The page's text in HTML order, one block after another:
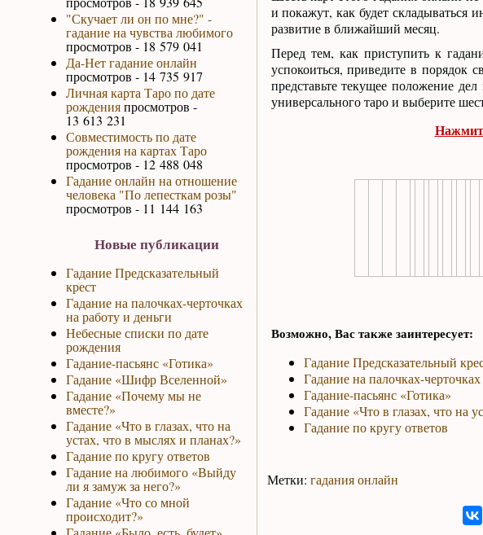
"Скучает ли он по мне?" -
гадание на чувства любимого
просмотров - 18 579 041
Да-Нет гадание онлайн
просмотров - 14 735 917
Личная карта Таро по дате
рожденияпросмотров -
13 613 231
Совместимость по дате
рождения на картах Таро
просмотров - 12 488 048
Гадание онлайн на отношение
человека "По лепесткам розы"
просмотров - 11 144 163
Новые публикации
Гадание Предсказательный
крест
Гадание на палочках-черточках
на работу и деньги
Небесные списки по дате
рождения
Гадание-пасьянс «Готика»
Гадание «Шифр Вселенной»
Гадание «Почему мы не
вместе?»
Гадание «Что в глазах, что на
устах, что в мыслях и планах?»
Гадание по кругу ответов
Гадание на любимого «Выйду
ли я замуж за него?»
Гадание «Что со мной
происходит?»
и покажут, как будет складываться
развитие в ближайший месяц.
Перед тем, как приступить к
успокоиться, приведите в порядок
представьте текущее положение
универсального таро и выберите
Возможно, Вас также заинтересует:
Гадание Предсказательный
Гадание на палочках-
Гадание-пасьянс «Готика»
Гадание «Что в глазах, что на
Гадание по кругу ответов
Метки: гадания онлайн